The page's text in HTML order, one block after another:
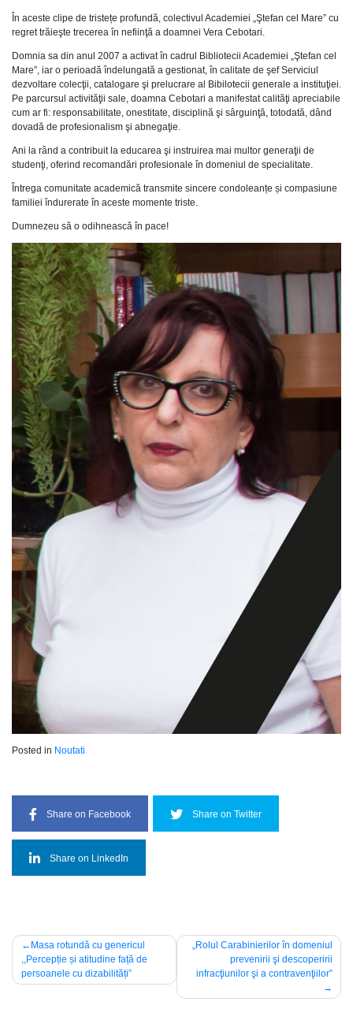
În aceste clipe de tristețe profundă, colectivul Academiei „Ştefan cel Mare” cu
regret trăieşte trecerea în nefiinţă a doamnei Vera Cebotari.
Domnia sa din anul 2007 a activat în cadrul Bibliotecii Academiei „Ştefan cel
Mare”, iar o perioadă îndelungată a gestionat, în calitate de şef Serviciul
dezvoltare colecţii, catalogare şi prelucrare al Bibilotecii generale a instituţiei.
Pe parcursul activităţii sale, doamna Cebotari a manifestat calităţi apreciabile
cum ar fi: responsabilitate, onestitate, disciplină şi sârguinţă, totodată, dând
dovadă de profesionalism şi abnegaţie.
Ani la rând a contribuit la educarea şi instruirea mai multor generaţii de
studenţi, oferind recomandări profesionale în domeniul de specialitate.
Întrega comunitate academică transmite sincere condoleanțe și compasiune
familiei îndurerate în aceste momente triste.
Dumnezeu să o odihnească în pace!
Posted in Noutati
Share on Facebook Share on Twitter
Share on LinkedIn
Navigare
în
articole
Masa rotundă cu genericul
,,Percepție și atitudine față de
persoanele cu dizabilități”
„Rolul Carabinierilor în domeniul
prevenirii şi descoperirii
infracţiunilor şi a contravenţiilor”